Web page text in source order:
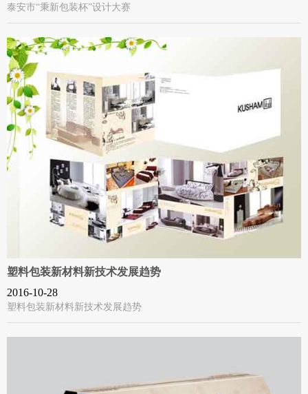
泰安市“秉新包装杯”设计大赛
塑料包装新材料新技术发展趋势
2016-10-28
塑料包装新材料新技术发展趋势